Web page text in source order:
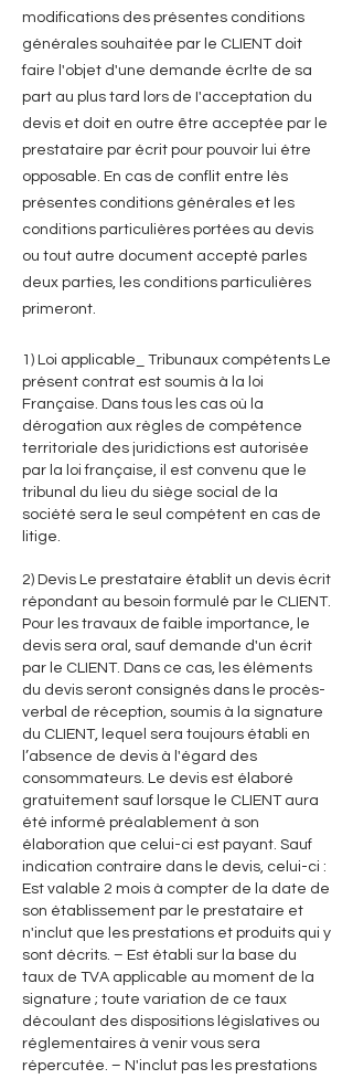
modifications des présentes conditions
générales souhaitée par le CLIENT doit
faire l'objet d'une demande écrlte de sa
part au plus tard lors de I'acceptation du
devis et doit en outre être acceptée par le
prestataire par écrit pour pouvoir lui étre
opposable. En cas de conflit entre lès
présentes conditions générales et les
conditions particulières portées au devis
ou tout autre document accepté parles
deux parties, les conditions particulières
primeront.
1) Loi applicable_ Tribunaux compétents Le
présent contrat est soumis à la loi
Française. Dans tous les cas où la
dérogation aux règles de compétence
territoriale des juridictions est autorisée
par la loi française, il est convenu que le
tribunal du lieu du siège social de la
société sera le seul compétent en cas de
litige.
2) Devis Le prestataire établit un devis écrit
répondant au besoin formulé par le CLIENT.
Pour les travaux de faible importance, le
devis sera oral, sauf demande d'un écrit
par le CLIENT. Dans ce cas, les éléments
du devis seront consignés dans le procès-
verbal de réception, soumis à la signature
du CLIENT, lequel sera toujours établi en
l’absence de devis à l'égard des
consommateurs. Le devis est élaboré
gratuitement sauf lorsque le CLIENT aura
été informé préalablement à son
élaboration que celui-ci est payant. Sauf
indication contraire dans le devis, celui-ci :
Est valable 2 mois à compter de la date de
son établissement par le prestataire et
n'inclut que les prestations et produits qui y
sont décrits. – Est établi sur la base du
taux de TVA applicable au moment de la
signature ; toute variation de ce taux
découlant des dispositions législatives ou
réglementaires à venir vous sera
répercutée. – N'inclut pas les prestations